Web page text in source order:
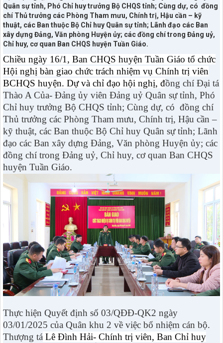
Quân sự tỉnh, Phó Chỉ huy trưởng Bộ CHQS tỉnh; Cùng dự, có đồng
chí Thủ trưởng các Phòng Tham mưu, Chính trị, Hậu cần – kỹ
thuật, các Ban thuộc Bộ Chỉ huy Quân sự tỉnh; Lãnh đạo các Ban
xây dựng Đảng, Văn phòng Huyện ủy; các đồng chí trong Đảng uỷ,
Chỉ huy, cơ quan Ban CHQS huyện Tuần Giáo.
Chiều ngày 16/1, Ban CHQS huyện Tuần Giáo tổ chức
Hội nghị bàn giao chức trách nhiệm vụ Chính trị viên
BCHQS huyện. Dự và chỉ đạo hội nghị, đồng chí Đại tá
Thào A Của- Đảng ủy viên Đảng uỷ Quân sự tỉnh, Phó
Chỉ huy trưởng Bộ CHQS tỉnh; Cùng dự, có đồng chí
Thủ trưởng các Phòng Tham mưu, Chính trị, Hậu cần –
kỹ thuật, các Ban thuộc Bộ Chỉ huy Quân sự tỉnh; Lãnh
đạo các Ban xây dựng Đảng, Văn phòng Huyện ủy; các
đồng chí trong Đảng uỷ, Chỉ huy, cơ quan Ban CHQS
huyện Tuần Giáo.
Thực hiện Quyết định số 03/QĐĐ-QK2 ngày
03/01/2025 của Quân khu 2 về việc bổ nhiệm cán bộ.
Thượng tá Lê Đình Hải- Chính trị viên, Ban Chỉ huy